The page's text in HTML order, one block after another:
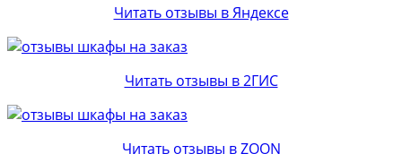
Читать отзывы в Яндексе
Читать отзывы в 2ГИС
Читать отзывы в ZOON